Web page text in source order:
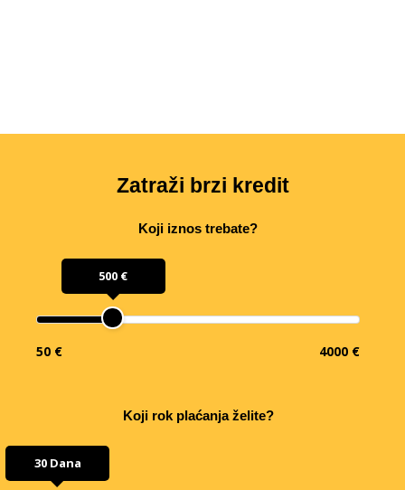
Zatraži brzi kredit
Koji iznos trebate?
500 €
50 € 4000 €
Koji rok plaćanja želite?
30 Dana